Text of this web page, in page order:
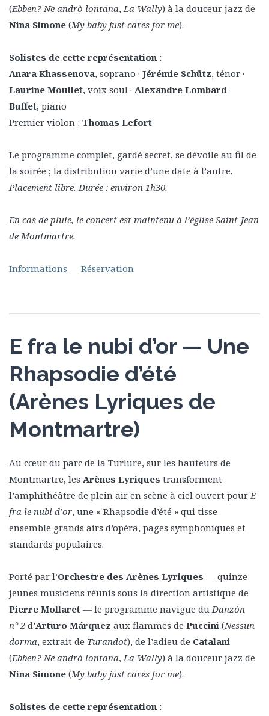
(Ebben? Ne andrò lontana,La Wally) à la douceur jazz de
Nina Simone (My baby just cares for me).
Solistes de cette représentation :
Anara Khassenova, soprano · Jérémie Schütz, ténor ·
Laurine Moullet, voix soul · Alexandre Lombard-
Buffet, piano
Premier violon : Thomas Lefort
Le programme complet, gardé secret, se dévoile au fil de
la soirée ; la distribution varie d’une date à l’autre.
Placement libre. Durée : environ 1h30.
En cas de pluie, le concert est maintenu à l’église Saint-Jean
de Montmartre.
Informations — Réservation
E fra le nubi d’or — Une
Rhapsodie d’été
(Arènes Lyriques de
Montmartre)
Au cœur du parc de la Turlure, sur les hauteurs de
Montmartre, les Arènes Lyriques transforment
l’amphithéâtre de plein air en scène à ciel ouvert pourE
fra le nubi d’or, une « Rhapsodie d’été » qui tisse
ensemble grands airs d’opéra, pages symphoniques et
standards populaires.
Porté par l’Orchestre des Arènes Lyriques — quinze
jeunes musiciens réunis sous la direction artistique de
Pierre Mollaret — le programme navigue duDanzón
n° 2 d’Arturo Márquez aux flammes de Puccini (Nessun
dorma, extrait de Turandot), de l’adieu de Catalani
(Ebben? Ne andrò lontana,La Wally) à la douceur jazz de
Nina Simone (My baby just cares for me).
Solistes de cette représentation :